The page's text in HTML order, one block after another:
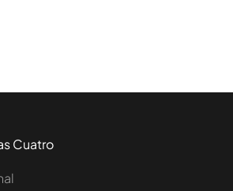
Cuatro